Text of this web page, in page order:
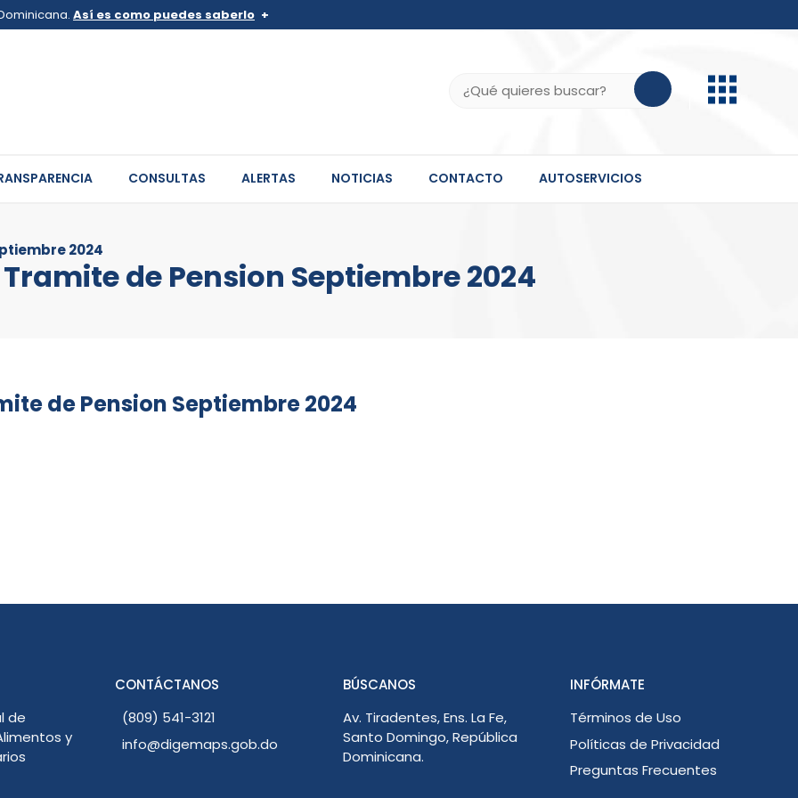
Así es como puedes saberlo
de .gob.do o .gov.do. Comparte información confidencial solo en este tipo de
CONSULTAS ALERTAS NOTICIAS CONTACTO AUTOSERVICIOS
2024
de Pension Septiembre 2024
de Pension Septiembre 2024
de
y
CONTÁCTANOS
(809) 541-3121
info@digemaps.gob.do
BÚSCANOS
Av. Tiradentes, Ens. La Fe,
Santo Domingo, República
Dominicana.
INFÓRMATE
Términos de Uso
Políticas de Privacidad
Preguntas Frecuentes